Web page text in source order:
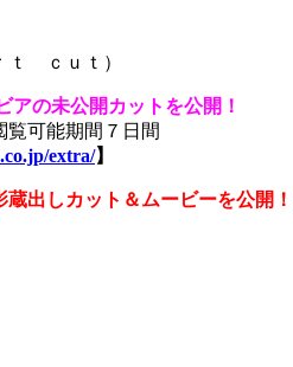
ｔ ｃｕｔ）
の未公開カットを公開！
覧可能期間７日間
extra/】
出しカット＆ムービーを公開！